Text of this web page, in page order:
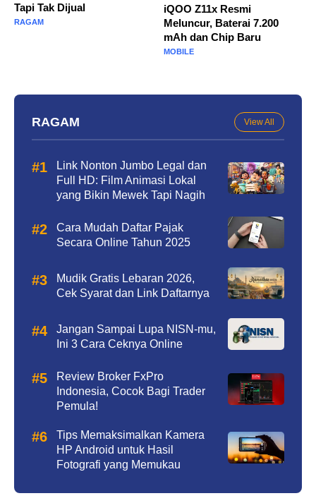
Tapi Tak Dijual
RAGAM
iQOO Z11x Resmi
Meluncur, Baterai 7.200
mAh dan Chip Baru
MOBILE
RAGAM View All
Link Nonton Jumbo Legal dan
Full HD: Film Animasi Lokal
yang Bikin Mewek Tapi Nagih
Cara Mudah Daftar Pajak
Secara Online Tahun 2025
Mudik Gratis Lebaran 2026,
Cek Syarat dan Link Daftarnya
Jangan Sampai Lupa NISN-mu,
Ini 3 Cara Ceknya Online
Review Broker FxPro
Indonesia, Cocok Bagi Trader
Pemula!
Tips Memaksimalkan Kamera
HP Android untuk Hasil
Fotografi yang Memukau